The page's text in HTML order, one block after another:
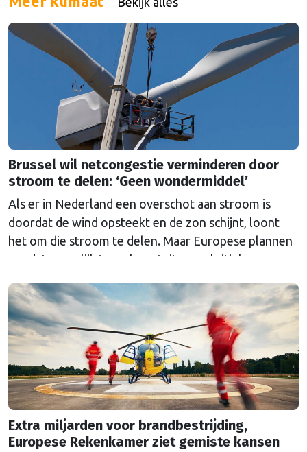
Brussel wil netcongestie verminderen door
stroom te delen: ‘Geen wondermiddel’
Als er in Nederland een overschot aan stroom is
doordat de wind opsteekt en de zon schijnt, loont
het om die stroom te delen. Maar Europese plannen
om dat mogelijk te maken stuiten op kritiek.
Extra miljarden voor brandbestrijding,
Europese Rekenkamer ziet gemiste kansen